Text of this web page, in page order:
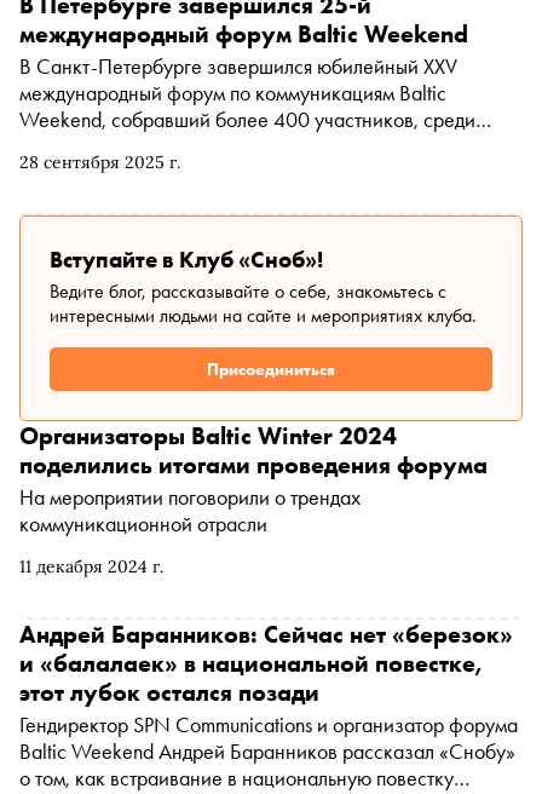
28 сентября 2025 г.
международный форум Baltic Weekend
В Санкт-Петербурге завершился юбилейный XXV
международный форум по коммуникациям Baltic
Weekend, собравший более 400 участников, среди
власти и бизнеса
Вступайте в Клуб «Сноб»!
Ведите блог, рассказывайте о себе, знакомьтесь с
интересными людьми на сайте и мероприятиях клуба.
Присоединиться
11 декабря 2024 г.
Организаторы Baltic Winter 2024
поделились итогами проведения форума
На мероприятии поговорили о трендах
коммуникационной отрасли
Андрей Баранников: Сейчас нет «березок»
и «балалаек» в национальной повестке,
этот лубок остался позади
Гендиректор SPN Communications и организатор форума
Baltic Weekend Андрей Баранников рассказал «Снобу»
о том, как встраивание в национальную повестку